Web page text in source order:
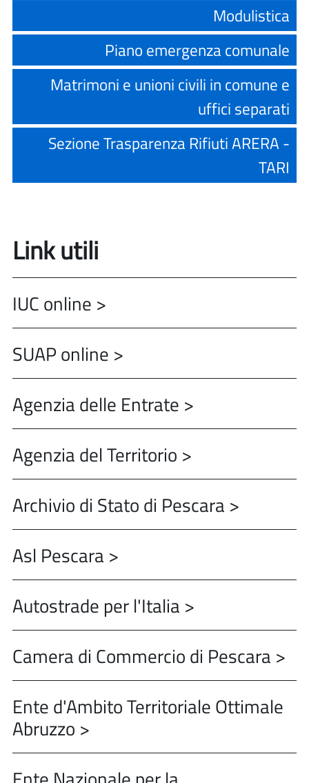
Modulistica
Piano emergenza comunale
Matrimoni e unioni civili in comune e
uffici separati
Sezione Trasparenza Rifiuti ARERA -
TARI
Link utili
IUC online >
SUAP online >
Agenzia delle Entrate >
Agenzia del Territorio >
Archivio di Stato di Pescara >
Asl Pescara >
Autostrade per l'Italia >
Camera di Commercio di Pescara >
Ente d'Ambito Territoriale Ottimale
Abruzzo >